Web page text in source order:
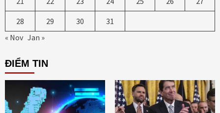
28 29 30
31
« Nov Jan »
ĐIỂM TIN